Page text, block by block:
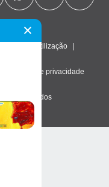
Termos de utilização
Definições de privacidade
reservados